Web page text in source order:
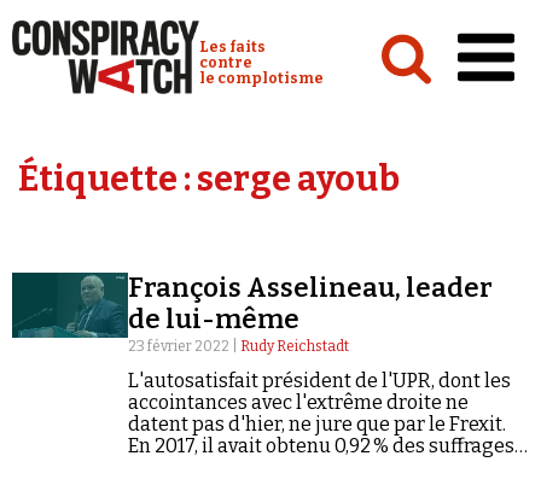
Conspiracy Watch :
Les faits
contre
le complotisme
Analyses
Vidéos
Émissions
Revues de presse
Étiquette :serge ayoub
François Asselineau, leader
de lui-même
23 février 2022 | Rudy Reichstadt
L'autosatisfait président de l'UPR, dont les
accointances avec l'extrême droite ne
datent pas d'hier, ne jure que par le Frexit.
En 2017, il avait obtenu 0,92 % des suffrages